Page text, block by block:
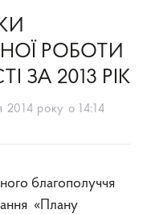
РОБОТИ
ЗА 2013 РІК
2014 року о 14:14
«Плану